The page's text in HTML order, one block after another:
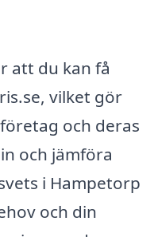
att du kan få
vilket gör
och deras
och jämföra
i Hampetorp
och din